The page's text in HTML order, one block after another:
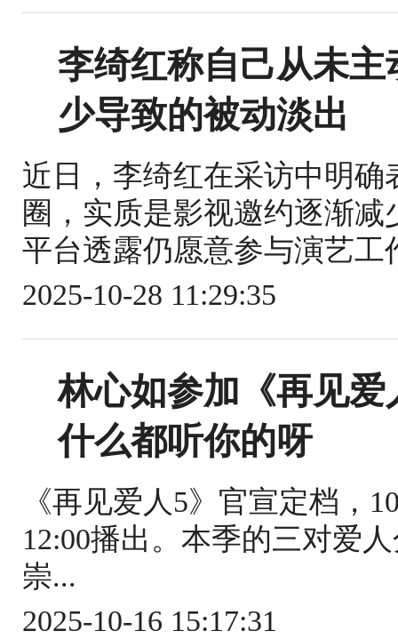
李绮红称自己从未
少导致的被动淡出
近日，李绮红在采访中明
圈，实质是影视邀约逐渐
平台透露仍愿意参与演艺
2025-10-28 11:29:35
林心如参加《再见
什么都听你的呀
《再见爱人5》官宣定档，
12:00播出。本季的三对爱
崇...
2025-10-16 15:17:31